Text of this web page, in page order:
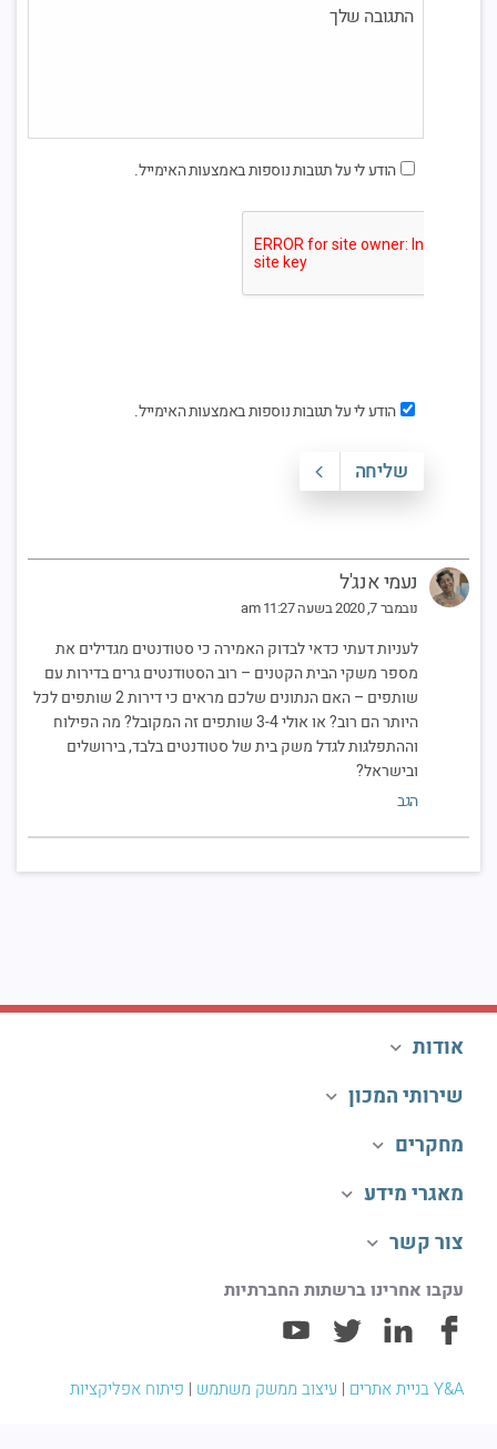
הודע לי על תגובות נוספות באמצעות האימייל.
הודע לי על תגובות נוספות באמצעות האימייל.
שליחה
נעמי אנג'ל
נובמבר 7, 2020 בשעה 11:27 am
לעניות דעתי כדאי לבדוק האמירה כי סטודנטים מגדילים את
מספר משקי הבית הקטנים – רוב הסטודנטים גרים בדירות עם
שותפים – האם הנתונים שלכם מראים כי דירות 2 שותפים לכל
היותר הם רוב? או אולי 3-4 שותפים זה המקובל? מה הפילוח
וההתפלגות לגדל משק בית של סטודנטים בלבד, בירושלים
ובישראל?
הגב
אודות
שירותי המכון
מחקרים
מאגרי מידע
צור קשר
עקבו אחרינו ברשתות החברתיות
Y&A בניית אתרים | עיצוב ממשק משתמש | פיתוח אפליקציות